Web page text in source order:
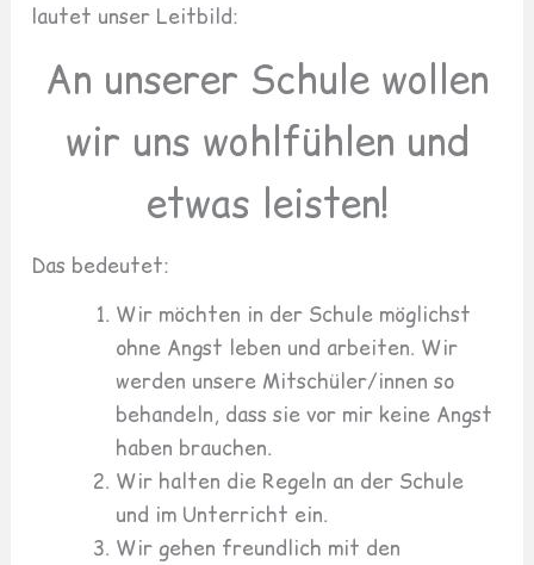
lautet unser Leitbild:
An unserer Schule wollen
wir uns wohlfühlen und
etwas leisten!
Das bedeutet:
Wir möchten in der Schule möglichst
ohne Angst leben und arbeiten. Wir
werden unsere Mitschüler/innen so
behandeln, dass sie vor mir keine Angst
haben brauchen.
Wir halten die Regeln an der Schule
und im Unterricht ein.
Wir gehen freundlich mit den